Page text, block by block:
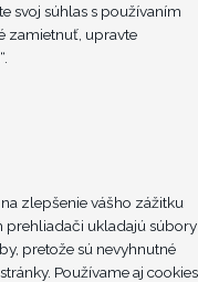
svoj súhlas s používaním
zamietnuť, upravte
zlepšenie vášho zážitku
prehliadači ukladajú súbory
pretože sú nevyhnutné
Používame aj cookies